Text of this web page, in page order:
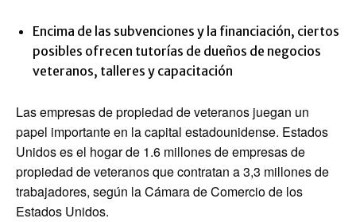
Encima de las subvenciones y la financiación, ciertos
posibles ofrecen tutorías de dueños de negocios
veteranos, talleres y capacitación
Las empresas de propiedad de veteranos juegan un
papel importante en la capital estadounidense. Estados
Unidos es el hogar de 1.6 millones de empresas de
propiedad de veteranos que contratan a 3,3 millones de
trabajadores, según la Cámara de Comercio de los
Estados Unidos.